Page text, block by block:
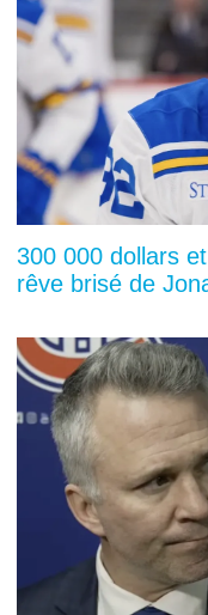
300 000 dollars
rêve brisé de